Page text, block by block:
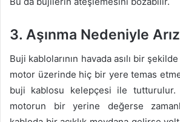
3. Aşınma Nedeniyle
Buji kablolarının havada asılı bir
motor üzerinde hiç bir yere temas
buji kablosu kelepçesi ile
motorun bir yerine değerse